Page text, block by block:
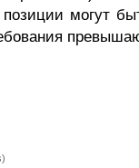
могут